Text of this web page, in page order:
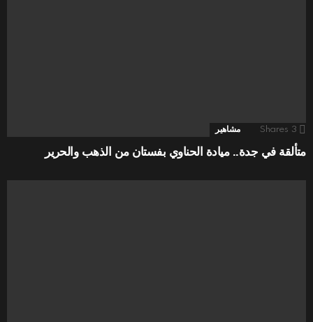
3
Shares مشاهير
متألقة في جدة.. ميادة الحناوي بفستان من الذهب والحرير